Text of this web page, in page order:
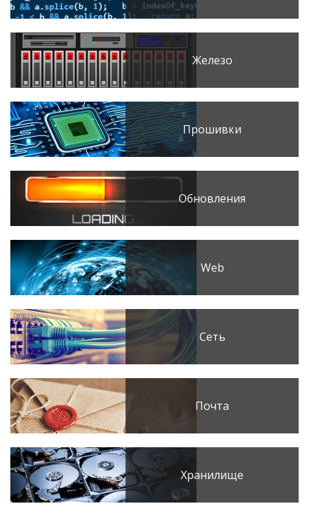
Железо
Прошивки
Обновления
Web
Сеть
Почта
Хранилище